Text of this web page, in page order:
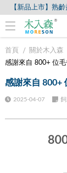
【新品上市】熟
首頁 關於木入森
感謝來自 800+ 位
感謝來自 800+
2025-04-07